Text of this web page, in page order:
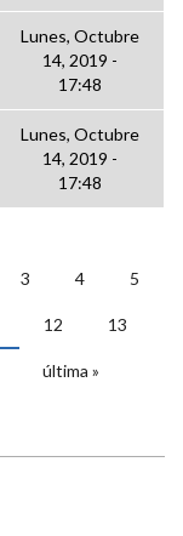
Lunes, Octubre
14, 2019 -
17:48
Lunes, Octubre
14, 2019 -
17:48
3 4 5
12 13
última »